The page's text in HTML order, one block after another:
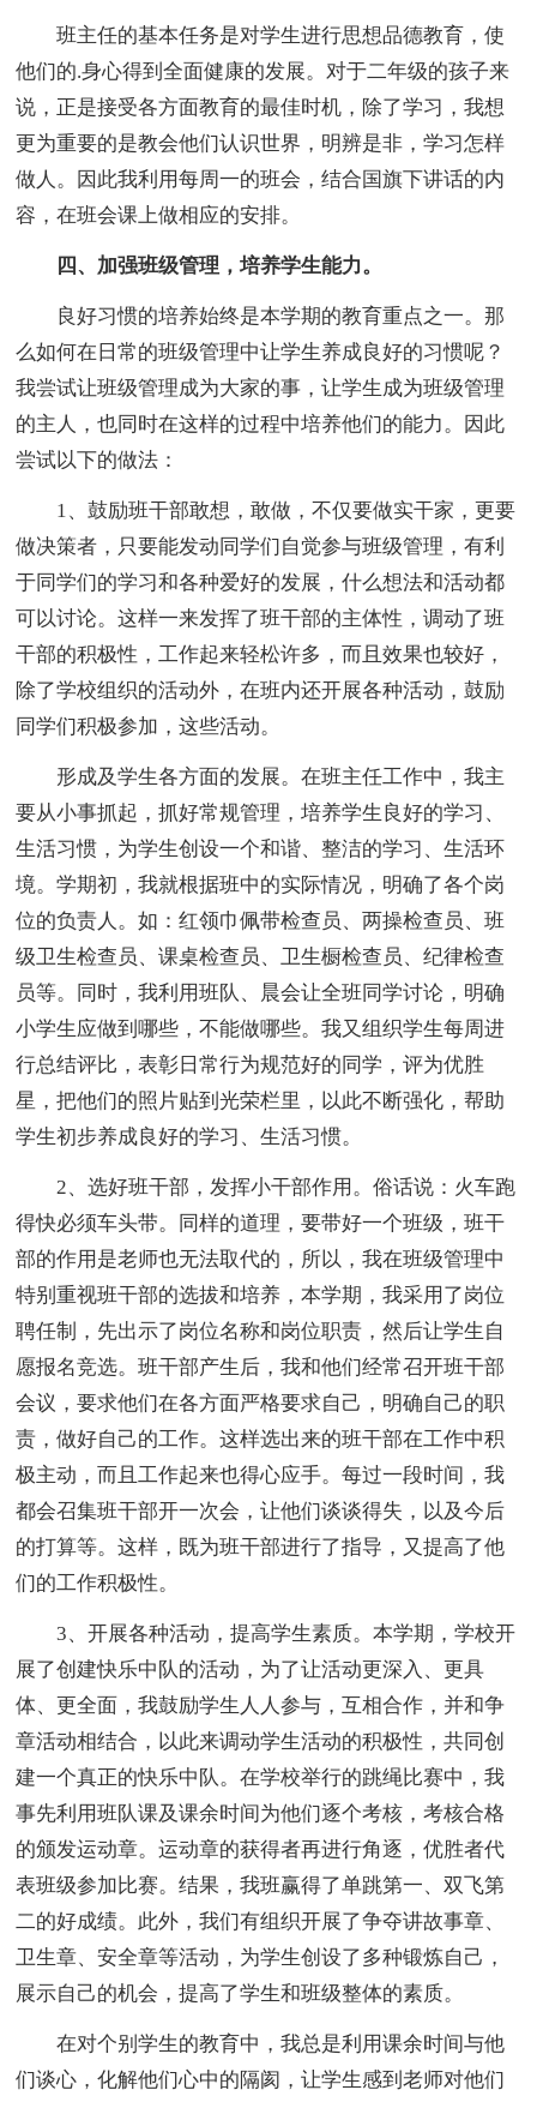
班主任的基本任务是对学生进行思想品德教育，使
他们的.身心得到全面健康的发展。对于二年级的孩子来
说，正是接受各方面教育的最佳时机，除了学习，我想
更为重要的是教会他们认识世界，明辨是非，学习怎样
做人。因此我利用每周一的班会，结合国旗下讲话的内
容，在班会课上做相应的安排。
四、加强班级管理，培养学生能力。
良好习惯的培养始终是本学期的教育重点之一。那
么如何在日常的班级管理中让学生养成良好的习惯呢？
我尝试让班级管理成为大家的事，让学生成为班级管理
的主人，也同时在这样的过程中培养他们的能力。因此
尝试以下的做法：
1、鼓励班干部敢想，敢做，不仅要做实干家，更要
做决策者，只要能发动同学们自觉参与班级管理，有利
于同学们的学习和各种爱好的发展，什么想法和活动都
可以讨论。这样一来发挥了班干部的主体性，调动了班
干部的积极性，工作起来轻松许多，而且效果也较好，
除了学校组织的活动外，在班内还开展各种活动，鼓励
同学们积极参加，这些活动。
形成及学生各方面的发展。在班主任工作中，我主
要从小事抓起，抓好常规管理，培养学生良好的学习、
生活习惯，为学生创设一个和谐、整洁的学习、生活环
境。学期初，我就根据班中的实际情况，明确了各个岗
位的负责人。如：红领巾佩带检查员、两操检查员、班
级卫生检查员、课桌检查员、卫生橱检查员、纪律检查
员等。同时，我利用班队、晨会让全班同学讨论，明确
小学生应做到哪些，不能做哪些。我又组织学生每周进
行总结评比，表彰日常行为规范好的同学，评为优胜
星，把他们的照片贴到光荣栏里，以此不断强化，帮助
学生初步养成良好的学习、生活习惯。
2、选好班干部，发挥小干部作用。俗话说：火车跑
得快必须车头带。同样的道理，要带好一个班级，班干
部的作用是老师也无法取代的，所以，我在班级管理中
特别重视班干部的选拔和培养，本学期，我采用了岗位
聘任制，先出示了岗位名称和岗位职责，然后让学生自
愿报名竞选。班干部产生后，我和他们经常召开班干部
会议，要求他们在各方面严格要求自己，明确自己的职
责，做好自己的工作。这样选出来的班干部在工作中积
极主动，而且工作起来也得心应手。每过一段时间，我
都会召集班干部开一次会，让他们谈谈得失，以及今后
的打算等。这样，既为班干部进行了指导，又提高了他
们的工作积极性。
3、开展各种活动，提高学生素质。本学期，学校开
展了创建快乐中队的活动，为了让活动更深入、更具
体、更全面，我鼓励学生人人参与，互相合作，并和争
章活动相结合，以此来调动学生活动的积极性，共同创
建一个真正的快乐中队。在学校举行的跳绳比赛中，我
事先利用班队课及课余时间为他们逐个考核，考核合格
的颁发运动章。运动章的获得者再进行角逐，优胜者代
表班级参加比赛。结果，我班赢得了单跳第一、双飞第
二的好成绩。此外，我们有组织开展了争夺讲故事章、
卫生章、安全章等活动，为学生创设了多种锻炼自己，
展示自己的机会，提高了学生和班级整体的素质。
在对个别学生的教育中，我总是利用课余时间与他
们谈心，化解他们心中的隔阂，让学生感到老师对他们